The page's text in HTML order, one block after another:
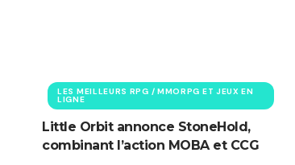
LES MEILLEURS RPG / MMORPG ET JEUX EN
LIGNE
Little Orbit annonce StoneHold,
combinant l’action MOBA et CCG